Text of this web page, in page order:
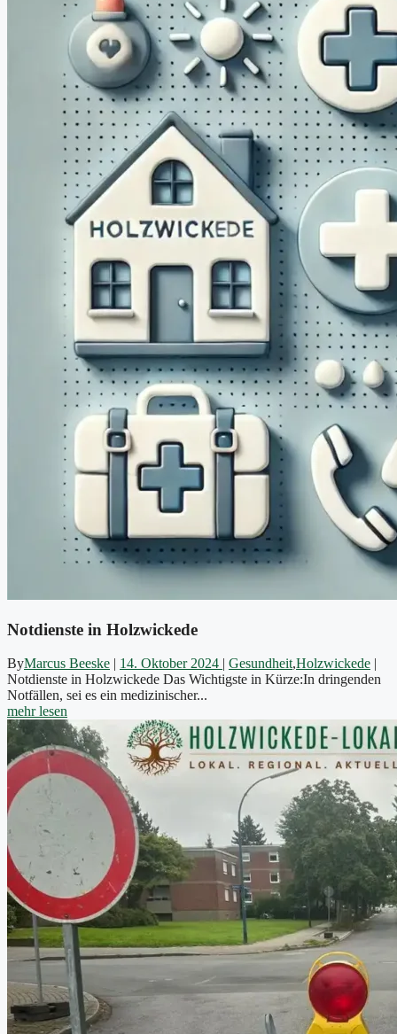
Notdienste in Holzwickede
ByMarcus Beeske | 14. Oktober 2024 | Gesundheit,Holzwickede |
Notdienste in Holzwickede Das Wichtigste in Kürze:In dringenden
Notfällen, sei es ein medizinischer...
mehr lesen